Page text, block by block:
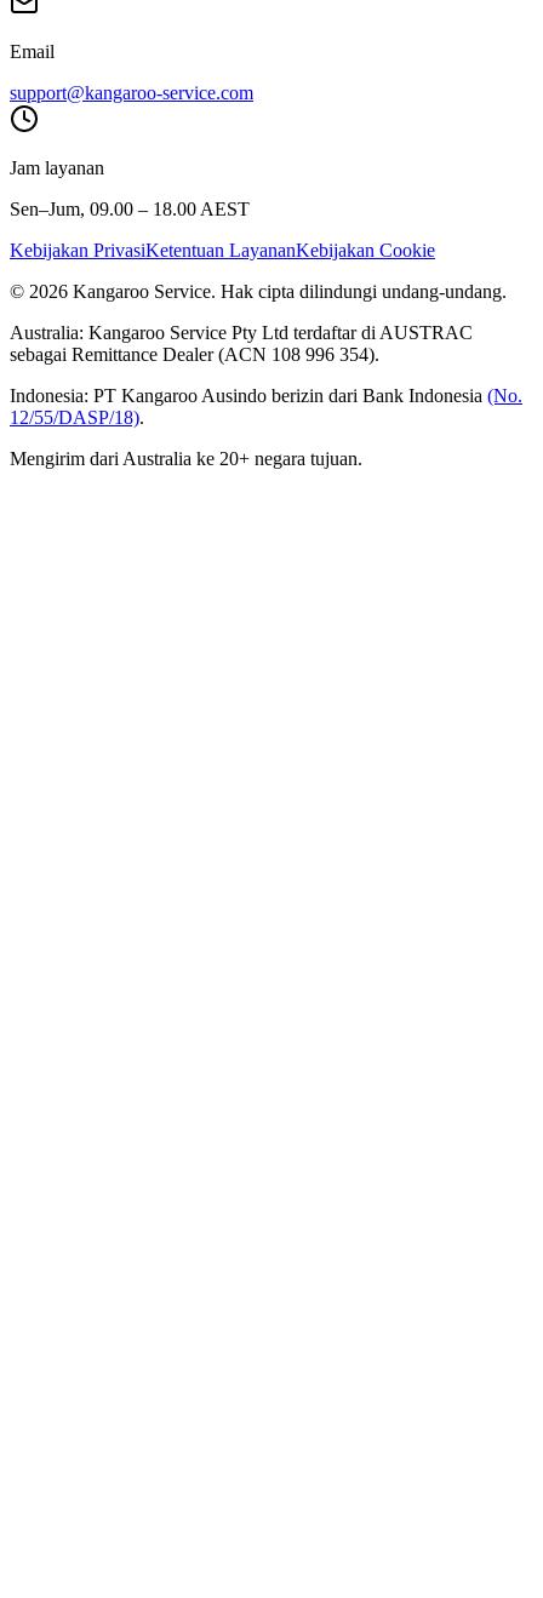
Email
support@kangaroo-service.com
Jam layanan
Sen–Jum, 09.00 – 18.00 AEST
Kebijakan PrivasiKetentuan LayananKebijakan Cookie
© 2026 Kangaroo Service. Hak cipta dilindungi undang-undang.
Australia: Kangaroo Service Pty Ltd terdaftar di AUSTRAC
sebagai Remittance Dealer (ACN 108 996 354).
Indonesia: PT Kangaroo Ausindo berizin dari Bank Indonesia (No.
12/55/DASP/18).
Mengirim dari Australia ke 20+ negara tujuan.